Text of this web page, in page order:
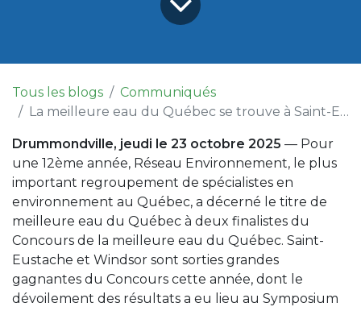
Tous les blogs
Communiqués
La meilleure eau du Québec se trouve à Saint-Eustache et Windsor!
Drummondville, jeudi le 23 octobre 2025 — Pour
une 12ème année, Réseau Environnement, le plus
important regroupement de spécialistes en
environnement au Québec, a décerné le titre de
meilleure eau du Québec à deux finalistes du
Concours de la meilleure eau du Québec. Saint-
Eustache et Windsor sont sorties grandes
gagnantes du Concours cette année, dont le
dévoilement des résultats a eu lieu au Symposium